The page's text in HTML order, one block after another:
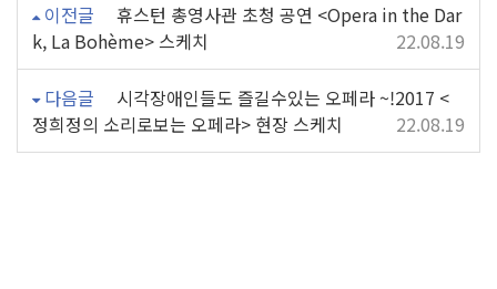
이전글
휴스턴 총영사관 초청 공연 <Opera in the Dar
k, La Bohème> 스케치
22.08.19
다음글
시각장애인들도 즐길수있는 오페라 ~!2017 <
정희정의 소리로보는 오페라> 현장 스케치
22.08.19